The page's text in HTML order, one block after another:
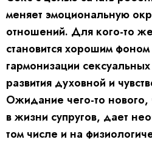
меняет эмоциональную
отношений. Для кого-то
становится хорошим
гармонизации
развития духовной и
Ожидание чего-то нового,
в жизни супругов, дает
том числе и на